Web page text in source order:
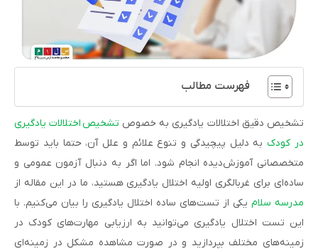
فهرست مطالب
تشخیص دقیق اختلالات یادگیری به خصوص تشخیص اختلالات یادگیری
در کودکبه دلیل پیچیدگی و تنوع علائم و علل آن، حتما باید توسط
متخصصانی آموزش‌دیده انجام شود. اما اگر به دنبال آزمون عمومی و
ساده‌ای برای غربالگری اولیه اختلال یادگیری هستید، ما در این مقاله از
مدرسه سلام یکی از تست‌های ساده اختلال یادگیری را بیان می‌کنیم. با
این تست اختلال یادگیری می‌توانید به ارزیابی مهارت‌های کودک در
زمینه‌های مختلف بپردازید و در صورت مشاهده مشکل در زمینه‌ای